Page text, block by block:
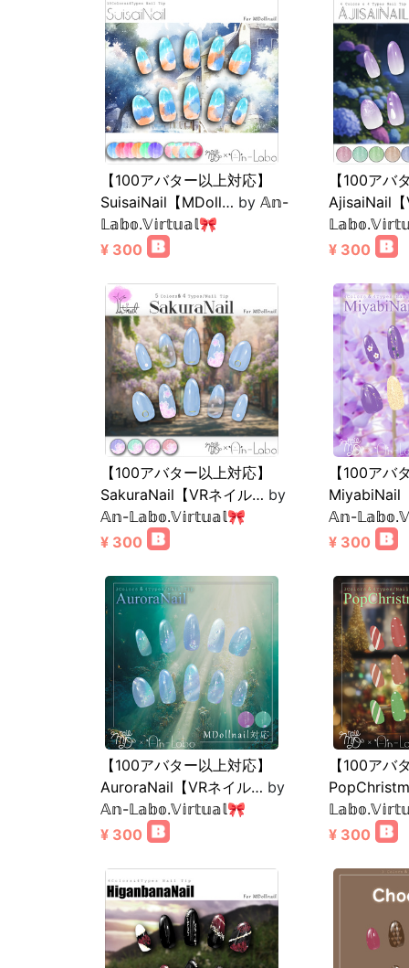
【100アバター以上対応】
SuisaiNail【MDoll… by 𝔸𝕟-
𝕃𝕒𝕓𝕠.𝕍𝕚𝕣𝕥𝕦𝕒𝕝🎀
¥ 300
【100アバ
AjisaiNail
¥ 300
【100アバター以上対応】
SakuraNail【VRネイル… by
𝔸𝕟-𝕃𝕒𝕓𝕠.𝕍𝕚𝕣𝕥𝕦𝕒𝕝🎀
¥ 300
【100アバ
MiyabiNail
𝔸𝕟-
¥ 300
【100アバター以上対応】
AuroraNail【VRネイル… by
𝔸𝕟-𝕃𝕒𝕓𝕠.𝕍𝕚𝕣𝕥𝕦𝕒𝕝🎀
¥ 300
【100アバ
¥ 300